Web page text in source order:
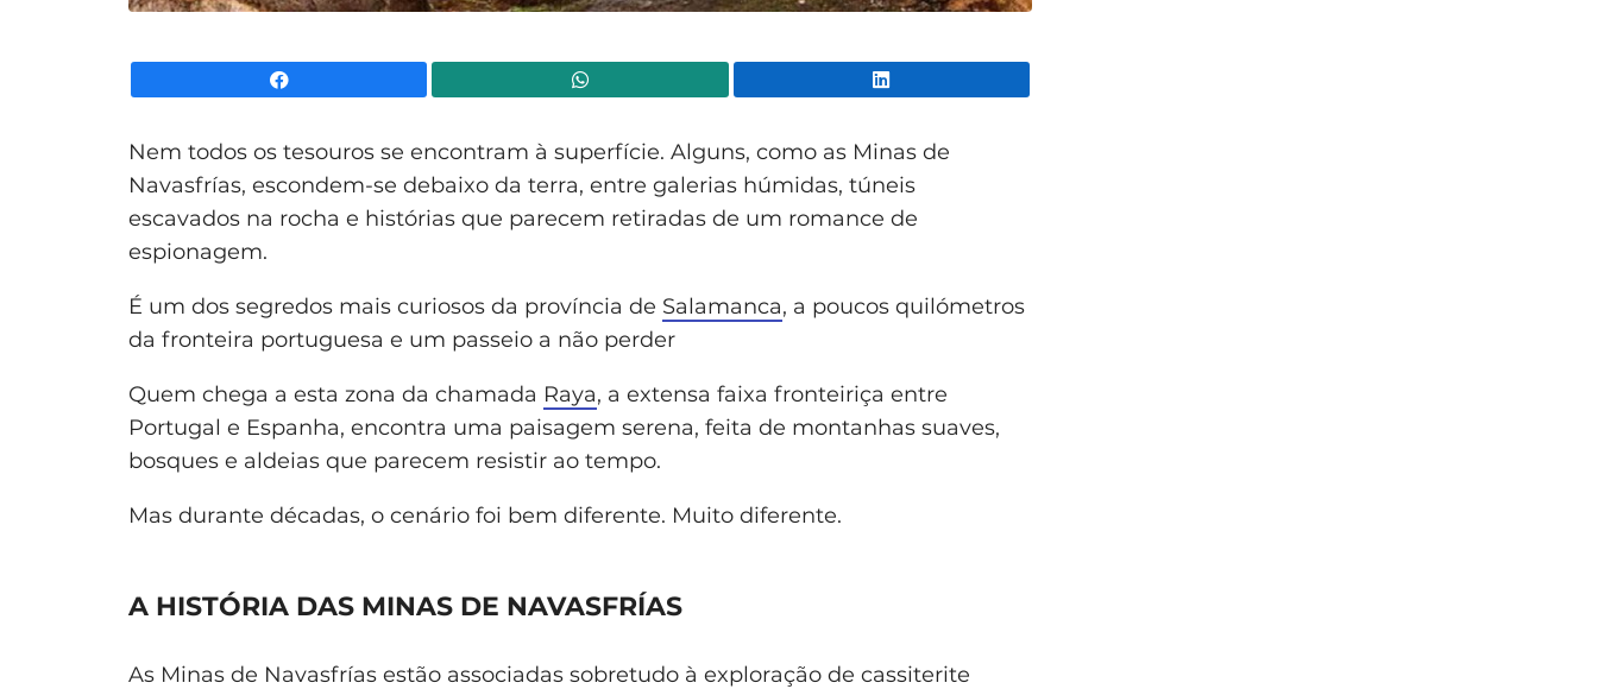
Nem todos os tesouros se encontram à superfície. Alguns, como as Minas de
Navasfrías, escondem-se debaixo da terra, entre galerias húmidas, túneis
escavados na rocha e histórias que parecem retiradas de um romance de
espionagem.
É um dos segredos mais curiosos da província de Salamanca, a poucos quilómetros
da fronteira portuguesa e um passeio a não perder
Quem chega a esta zona da chamada Raya, a extensa faixa fronteiriça entre
Portugal e Espanha, encontra uma paisagem serena, feita de montanhas suaves,
bosques e aldeias que parecem resistir ao tempo.
Mas durante décadas, o cenário foi bem diferente. Muito diferente.
A HISTÓRIA DAS MINAS DE NAVASFRÍAS
As Minas de Navasfrías estão associadas sobretudo à exploração de cassiterite